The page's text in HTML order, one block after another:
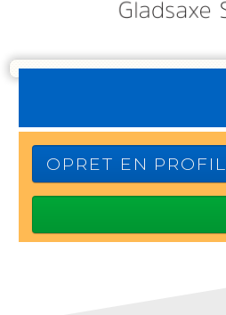
OPRET EN PROFIL